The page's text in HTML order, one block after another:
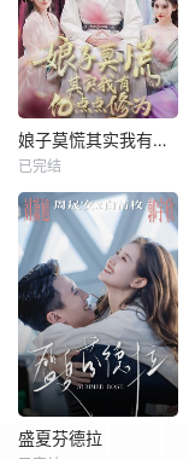
娘子莫慌其实我有亿点点修为
已完结
盛夏芬德拉